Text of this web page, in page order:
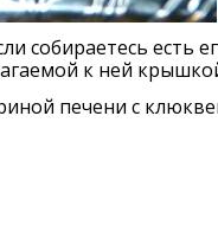
собираетесь есть
к ней
печени с